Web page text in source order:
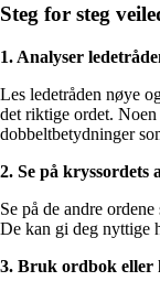
Steg for steg
1. Analyser
Les ledetråden nøye
det riktige ordet.
dobbeltbetydninger
2. Se på kryssordets
Se på de andre
De kan gi deg nyttige
3. Bruk ordbok eller